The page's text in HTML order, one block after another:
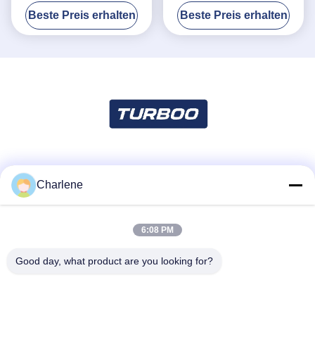
Beste Preis erhalten
Durchfahrt-Geschwindigkeit
Beste Preis erhalten
Schnelle Kontaktaufnahme
Tel.
Charlene
6:08 PM
Good day, what product are you looking for?